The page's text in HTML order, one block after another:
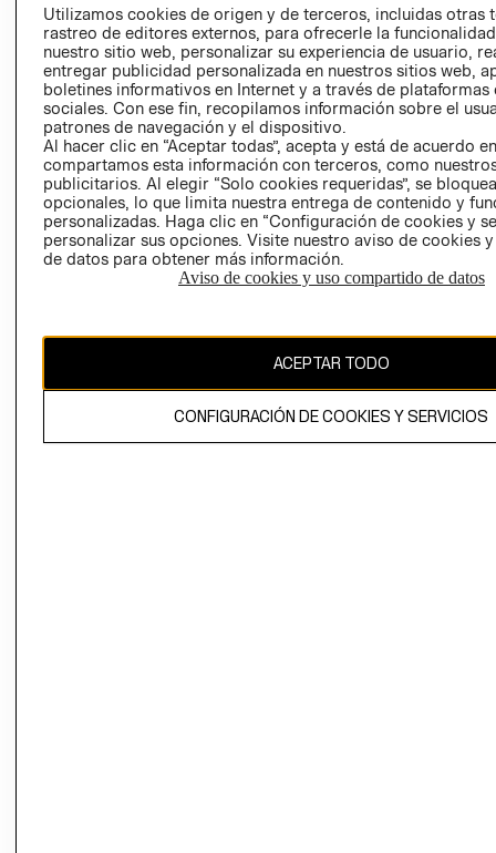
AVISO DE
PRIVACIDAD
GIFT CARD
AVISO DE
El contenido de esta página web está protegido por copyright y es
Utilizamos cookies de origen y de terceros, incluidas otras
rastreo de editores externos, para ofrecerle la
nuestro sitio web, personalizar su experiencia de usuario,
entregar publicidad personalizada en nuestros sitios web,
boletines informativos en Internet y a través de plataformas
sociales. Con ese fin, recopilamos información sobre el
patrones de navegación y el dispositivo.
Al hacer clic en “Aceptar todas”, acepta y está de acuerdo
compartamos esta información con terceros, como
publicitarios. Al elegir “Solo cookies requeridas”, se
opcionales, lo que limita nuestra entrega de contenido y
personalizadas. Haga clic en “Configuración de cookies y
personalizar sus opciones. Visite nuestro aviso de cookies
de datos para obtener más información.
Aviso de cookies y uso compartido de datos
ACEPTAR TODO
CONFIGURACIÓN DE COOKIES Y SERVICIOS